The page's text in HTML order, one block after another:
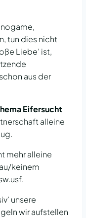
tun dies nicht
Liebe’ ist,
aus der
Eifersucht
alleine
mehr alleine
keinem
unsere
wir aufstellen